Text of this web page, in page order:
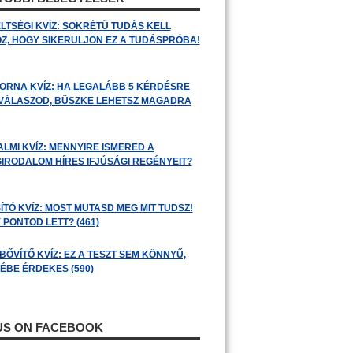
KVÍZ: SOKRÉTŰ TUDÁS KELL
HOGY SIKERÜLJÖN EZ A TUDÁSPRÓBA!
KVÍZ: HA LEGALÁBB 5 KÉRDÉSRE
BÜSZKE LEHETSZ MAGADRA
KVÍZ: MENNYIRE ISMERED A
HÍRES IFJÚSÁGI REGÉNYEIT?
KVÍZ: MOST MUTASD MEG MIT TUDSZ!
PONTOD LETT? (461)
KVÍZ: EZ A TESZT SEM KÖNNYŰ,
ÉRDEKES (590)
ON FACEBOOK